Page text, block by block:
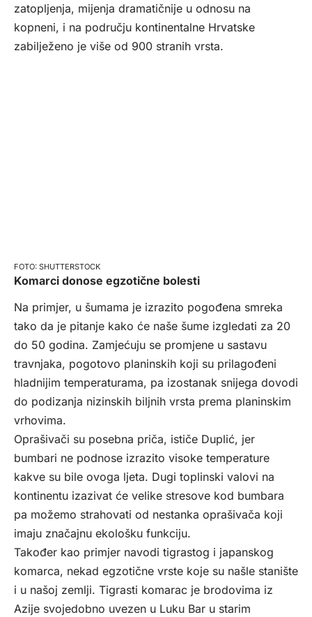
zatopljenja, mijenja dramatičnije u odnosu na
kopneni, i na području kontinentalne Hrvatske
zabilježeno je više od 900 stranih vrsta.
SHUTTERSTOCK
Komarci donose egzotične bolesti
Na primjer, u šumama je izrazito pogođena smreka
tako da je pitanje kako će naše šume izgledati za 20
do 50 godina. Zamjećuju se promjene u sastavu
travnjaka, pogotovo planinskih koji su prilagođeni
hladnijim temperaturama, pa izostanak snijega dovodi
do podizanja nizinskih biljnih vrsta prema planinskim
vrhovima.
Oprašivači su posebna priča, ističe Duplić, jer
bumbari ne podnose izrazito visoke temperature
kakve su bile ovoga ljeta. Dugi toplinski valovi na
kontinentu izazivat će velike stresove kod bumbara
pa možemo strahovati od nestanka oprašivača koji
imaju značajnu ekološku funkciju.
Također kao primjer navodi tigrastog i japanskog
komarca, nekad egzotične vrste koje su našle stanište
i u našoj zemlji. Tigrasti komarac je brodovima iz
Azije svojedobno uvezen u Luku Bar u starim